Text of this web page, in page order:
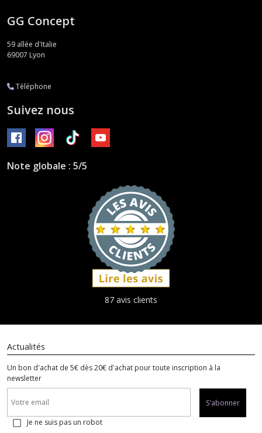
GG Concept
59 allée d'Italie
69007 Lyon
Téléphone
Suivez nous
Note globale : 5/5
87 avis clients
Actualités
Un bon d'achat de 5€ dès 20€ d'achat pour toute inscription à la
newsletter
S'abonner
Je ne suis pas un robot